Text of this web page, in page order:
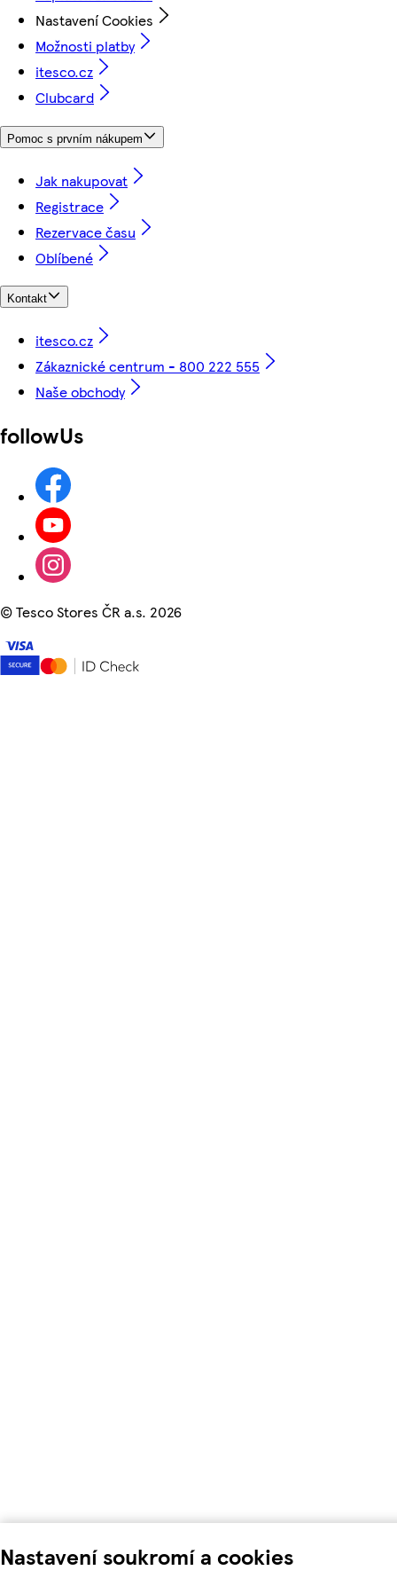
Nastavení soukromí a cookies
Nastavení Cookies
Možnosti platby
itesco.cz
Clubcard
Pomoc s prvním nákupem
Jak nakupovat
Registrace
Rezervace času
Oblíbené
Kontakt
itesco.cz
Zákaznické centrum - 800 222 555
Naše obchody
followUs
©Tesco Stores ČR a.s. 2026